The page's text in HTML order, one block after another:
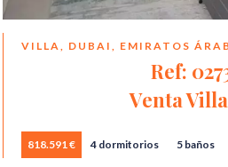
VILLA, DUBAI, EMIRATOS
Ref:
Venta
818.591 € 4 dormitorios 5 baños